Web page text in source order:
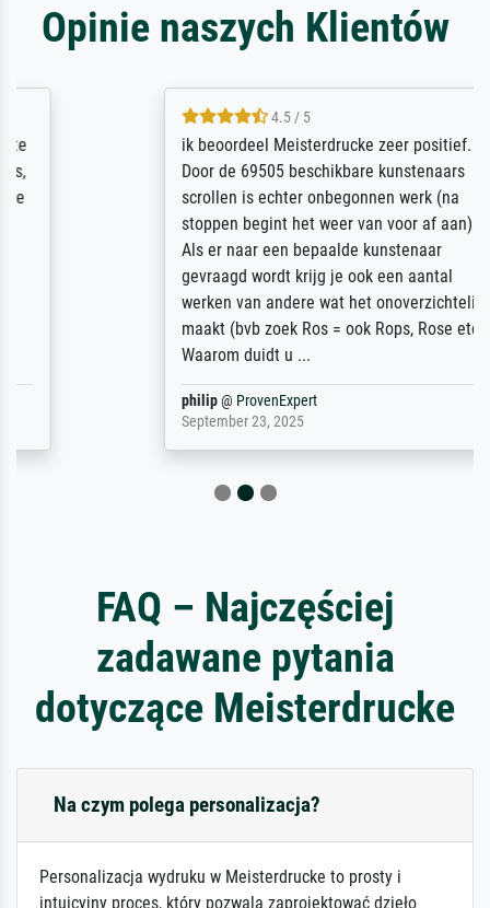
Opinie naszych Klientów
4.5 / 5
ik beoordeel Meisterdrucke zeer positief.
Door de 69505 beschikbare kunstenaars
scrollen is echter onbegonnen werk (na
stoppen begint het weer van voor af aan).
Als er naar een bepaalde kunstenaar
gevraagd wordt krijg je ook een aantal
werken van andere wat het onoverzichtelijk
maakt (bvb zoek Ros = ook Rops, Rose etc).
Waarom duidt u ...
ProvenExpert
September 23, 2025
FAQ – Najczęściej
zadawane pytania
dotyczące Meisterdrucke
Na czym polega personalizacja?
Personalizacja wydruku w Meisterdrucke to prosty i
intuicyjny proces, który pozwala zaprojektować dzieło